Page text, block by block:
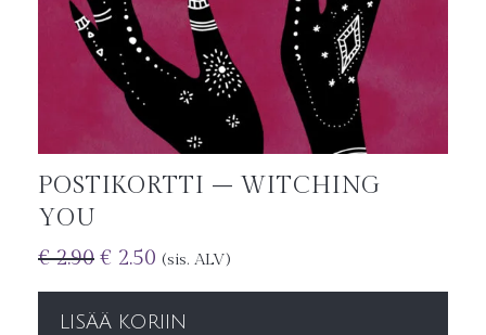
POSTIKORTTI – WITCHING
YOU
€2.90 € 2.50 (sis. ALV)
LISÄÄ KORIIN